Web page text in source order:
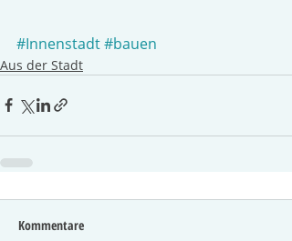
#Innenstadt#bauen
Aus der Stadt
Kommentare